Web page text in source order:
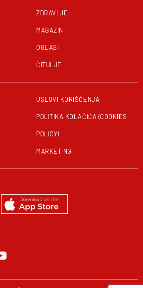
ZDRAVLJE
MAGAZIN
OGLASI
ČITULJE
USLOVI KORIŠĆENJA
POLITIKA KOLAČIĆA (COOKIES
POLICY)
MARKETING